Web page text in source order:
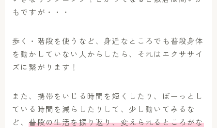
もですが・・・
歩く・階段を使うなど、身近なところでも普段身体
を動かしていない人からしたら、それはエクササイ
ズに繋がります！
また、携帯をいじる時間を短くしたり、ぼーっとし
ている時間を減らしたりして、少し動いてみるな
ど、普段の生活を振り返り、変えられるところがな